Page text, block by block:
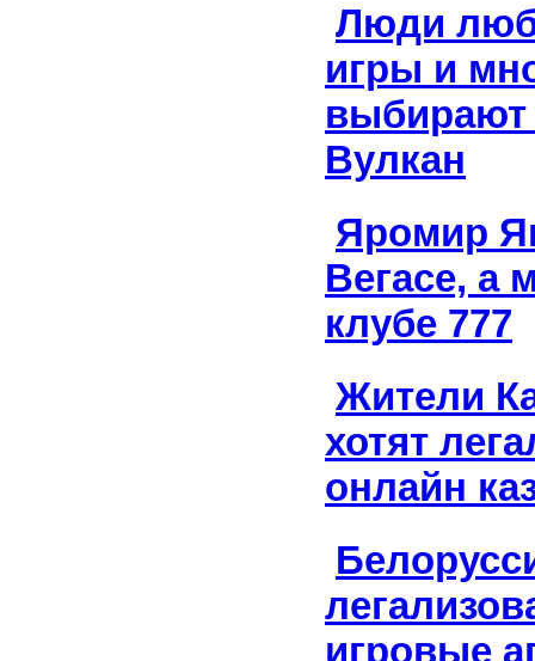
Люди
игры и
выбирают
Вулкан
Яромир
Вегасе, а
клубе 777
Жители
хотят
онлайн
игровые